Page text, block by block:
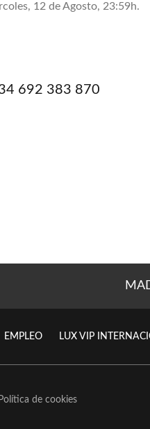
12 de Agosto, 23:59h.
692 383 870
EMPLEO LUX VIP
Política de cookies